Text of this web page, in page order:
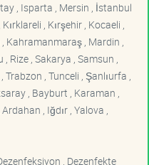
, Isparta , Mersin , İstanbul
, Kırşehir , Kocaeli ,
Kahramanmaraş , Mardin ,
Rize , Sakarya , Samsun ,
, Tunceli , Şanlıurfa ,
, Bayburt , Karaman ,
, Iğdır , Yalova ,
, Dezenfekte